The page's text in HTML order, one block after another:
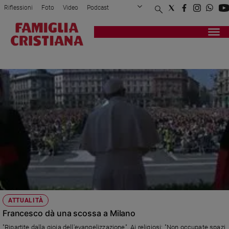
Attualità
Politica
Mondo
Economia
Legalità
giustizia
Interviste
Papa
Papa
Riflessioni Foto Video Podcast
Privacy Policy Chi siamo
Registrati Redazione
ATTUALITÀ
Francesco dà una scossa a Milano
"Ripartite dalla gioia dell'evangelizzazione". Ai religiosi: "Non occupate spazi